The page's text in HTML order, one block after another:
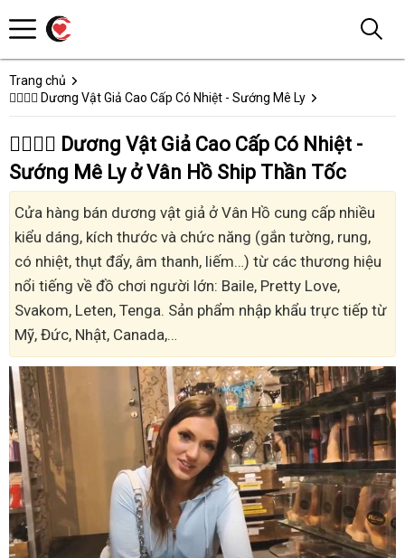
Trang chủ
👩‍❤️‍💋‍👨 Dương Vật Giả Cao Cấp Có Nhiệt - Sướng Mê Ly
👩‍❤️‍💋‍👨 Dương Vật Giả Cao Cấp Có Nhiệt -
Sướng Mê Ly ở Vân Hồ Ship Thần Tốc
Cửa hàng bán dương vật giả ở Vân Hồ cung cấp nhiều
kiểu dáng, kích thước và chức năng (gắn tường, rung,
có nhiệt, thụt đẩy, âm thanh, liếm…) từ các thương hiệu
nổi tiếng về đồ chơi người lớn: Baile, Pretty Love,
Svakom, Leten, Tenga. Sản phẩm nhập khẩu trực tiếp từ
Mỹ, Đức, Nhật, Canada,…